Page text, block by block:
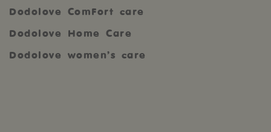
Dodolove ComFort care
Dodolove Home Care
Dodolove women’s care